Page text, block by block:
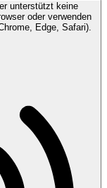
unterstützt keine
oder verwenden
Edge, Safari).